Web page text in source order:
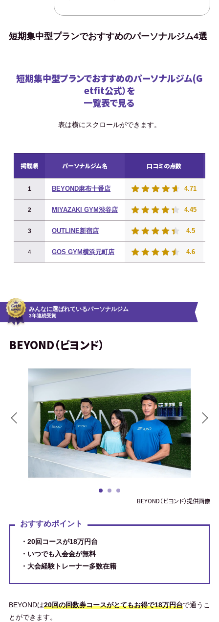
短期集中型プランでおすすめのパーソナルジム4選
短期集中型プランでおすすめのパーソナルジム(G
etfit公式）を
一覧表で見る
表は横にスクロールができます。
掲載順 パーソナルジム名 口コミの点数
1 BEYOND麻布十番店 4.71
2 MIYAZAKI GYM渋谷店 4.45
3 OUTLINE新宿店 4.5
4 GOS GYM横浜元町店 4.6
みんなに選ばれているパーソナルジム
3年連続受賞
BEYOND（ビヨンド）
BEYOND（ビヨンド）提供画像
おすすめポイント
・20回コースが18万円台
・いつでも入会金が無料
・大会経験トレーナー多数在籍
BEYONDは20回の回数券コースがとてもお得で18万円台で通うこ
とができます。